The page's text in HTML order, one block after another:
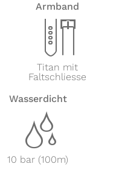
Armband
x
Titan mit
Faltschliesse
Wasserdicht
z
10 bar (100m)